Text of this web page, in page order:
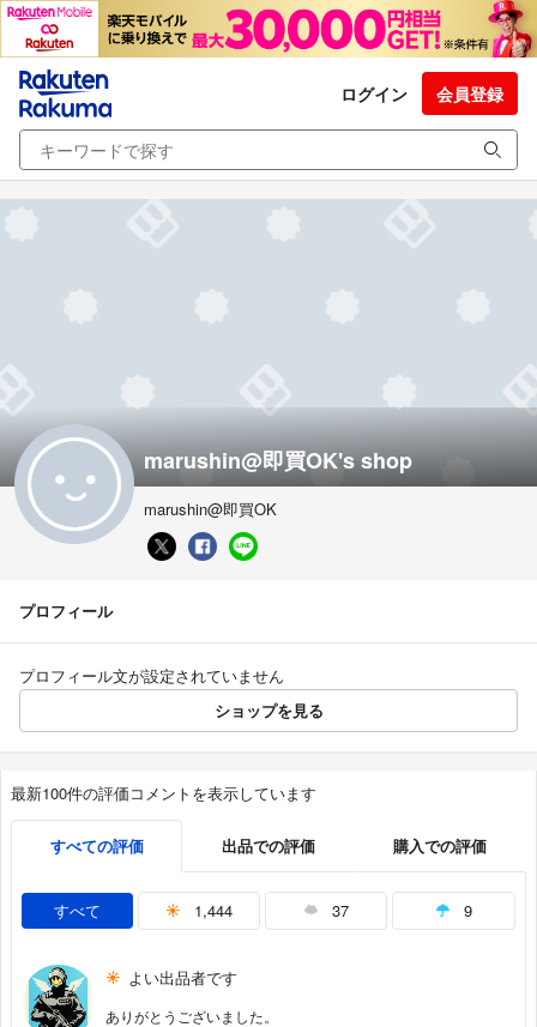
ログイン 会員登録
marushin@即買OK's shop
marushin@即買OK
プロフィール
プロフィール文が設定されていません
ショップを見る
最新100件の評価コメントを表示しています
すべての評価 出品での評価 購入での評価
すべて 1,444 37 9
よい出品者です
ありがとうございました。